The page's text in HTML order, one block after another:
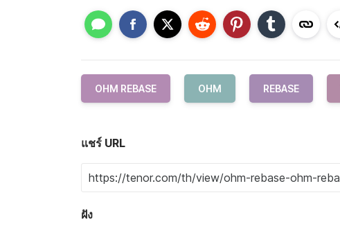
OHM REBASE OHM REBASE
แชร์ URL
ฝัง